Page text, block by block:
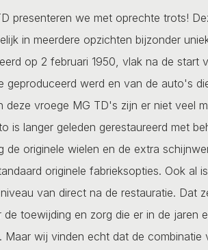
presenteren we met oprechte trots!
in meerdere opzichten bijzonder
op 2 februari 1950, vlak na de start
geproduceerd werd en van de auto's
deze vroege MG TD's zijn er niet veel
is langer geleden gerestaureerd met
de originele wielen en de extra
originele fabrieksopties. Ook al
van direct na de restauratie. Dat
toewijding en zorg die er in de jaren
Maar wij vinden echt dat de combinatie